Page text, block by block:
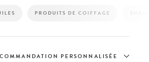
PRODUITS DE COIFFAGE